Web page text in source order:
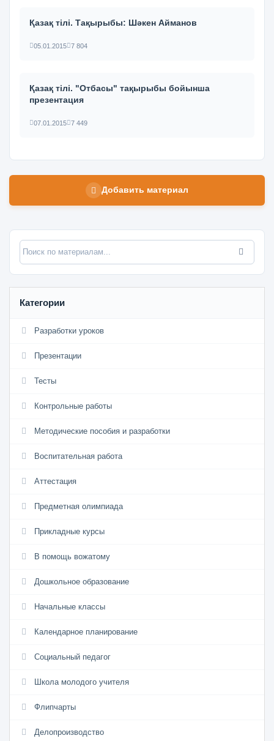
Қазақ тілі. Тақырыбы: Шәкен Айманов
05.01.2015 7 804
Қазақ тілі. "Отбасы" тақырыбы бойынша
презентация
07.01.2015 7 449
Добавить материал
Категории
Разработки уроков
Презентации
Тесты
Контрольные работы
Методические пособия и разработки
Воспитательная работа
Аттестация
Предметная олимпиада
Прикладные курсы
В помощь вожатому
Дошкольное образование
Начальные классы
Календарное планирование
Социальный педагог
Школа молодого учителя
Флипчарты
Делопроизводство